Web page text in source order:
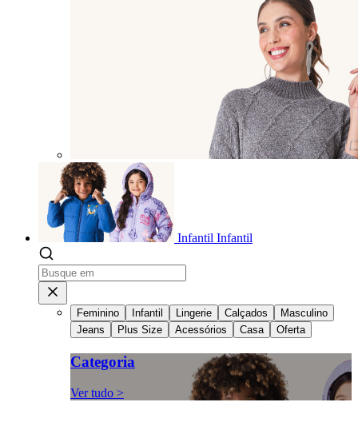
Infantil Infantil
Feminino Infantil Lingerie Calçados
Masculino
Jeans
Plus Size Acessórios Casa Oferta
Categoria
Ver tudo >